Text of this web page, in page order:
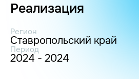
Реализация
Регион
Ставропольский край
Период
2024 - 2024